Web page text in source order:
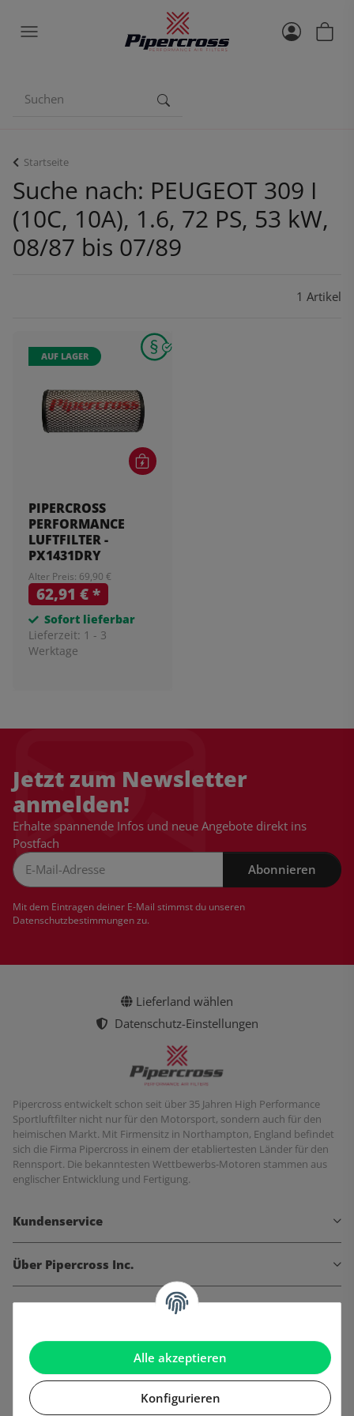
Alle akzeptieren
Konfigurieren
Startseite
Suche nach: PEUGEOT 309 I
(10C, 10A), 1.6, 72 PS, 53 kW,
08/87 bis 07/89
1 Artikel
AUF LAGER
PIPERCROSS
PERFORMANCE
LUFTFILTER -
PX1431DRY
Alter Preis: 69,90 €
62,91 €*
Sofort lieferbar
Lieferzeit: 1 - 3
Werktage
Jetzt zum Newsletter
anmelden!
Erhalte spannende Infos und neue Angebote direkt ins
Postfach
Abonnieren
Mit dem Eintragen deiner E-Mail stimmst du unseren
Datenschutzbestimmungenzu.
Lieferland wählen
Datenschutz-Einstellungen
Pipercross entwickelt schon seit über 35 Jahren High Performance
Sportluftfilter nicht nur für den Motorsport, sondern auch für den
heimischen Markt. Mit Firmensitz in Northampton, England befindet
sich die Firma Pipercross in einem der etabliertesten Länder für den
Rennsport. Die bekanntesten Wettbewerbs-Motoren stammen aus
englischer Entwicklung und Fertigung.
Kundenservice
Über Pipercross Inc.
Informationen
Gesetzliche Informationen